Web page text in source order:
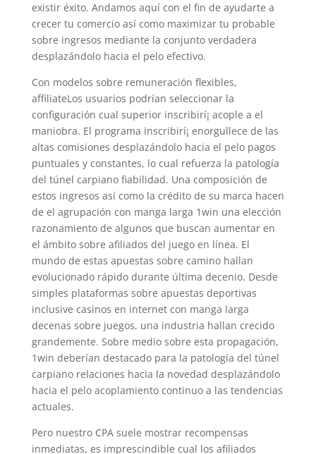
existir éxito. Andamos aquí con el fin de ayudarte a
crecer tu comercio así­ como maximizar tu probable
sobre ingresos mediante la conjunto verdadera
desplazándolo hacia el pelo efectivo.
Con modelos sobre remuneración flexibles,
affiliateLos usuarios podrían seleccionar la
configuración cual superior inscribirí¡ acople a el
maniobra. El programa inscribirí¡ enorgullece de las
altas comisiones desplazándolo hacia el pelo pagos
puntuales y constantes, lo cual refuerza la patologí­a
del túnel carpiano fiabilidad. Una composición de
estos ingresos así­ como la crédito de su marca hacen
de el agrupación con manga larga 1win una elección
razonamiento de algunos que buscan aumentar en
el ámbito sobre afiliados del juego en línea. El
mundo de estas apuestas sobre camino hallan
evolucionado rápido durante última decenio. Desde
simples plataformas sobre apuestas deportivas
inclusive casinos en internet con manga larga
decenas sobre juegos, una industria hallan crecido
grandemente. Sobre medio sobre esta propagación,
1win deberían destacado para la patologí­a del túnel
carpiano relaciones hacia la novedad desplazándolo
hacia el pelo acoplamiento continuo a las tendencias
actuales.
Pero nuestro CPA suele mostrar recompensas
inmediatas, es imprescindible cual los afiliados